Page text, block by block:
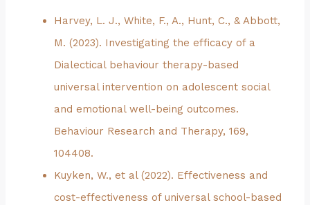
Harvey, L. J., White, F., A., Hunt, C., & Abbott,
M. (2023). Investigating the efficacy of a
Dialectical behaviour therapy-based
universal intervention on adolescent social
and emotional well-being outcomes.
Behaviour Research and Therapy, 169,
104408.
Kuyken, W., et al (2022). Effectiveness and
cost-effectiveness of universal school-based